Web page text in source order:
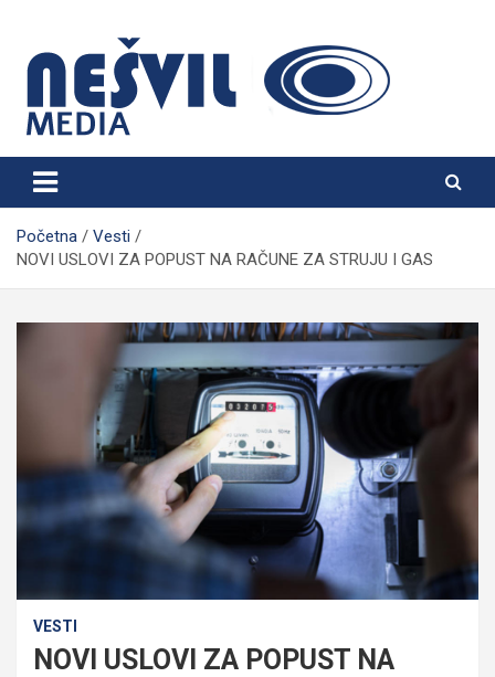
content
Nešvil Media Bogatić
Početna
Vesti
NOVI USLOVI ZA POPUST NA RAČUNE ZA STRUJU I GAS
VESTI
NOVI USLOVI ZA POPUST NA